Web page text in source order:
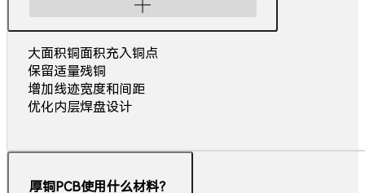
大面积铜面积充入铜点
保留适量残铜
增加线迹宽度和间距
优化内层焊盘设计
厚铜PCB使用什么材料？